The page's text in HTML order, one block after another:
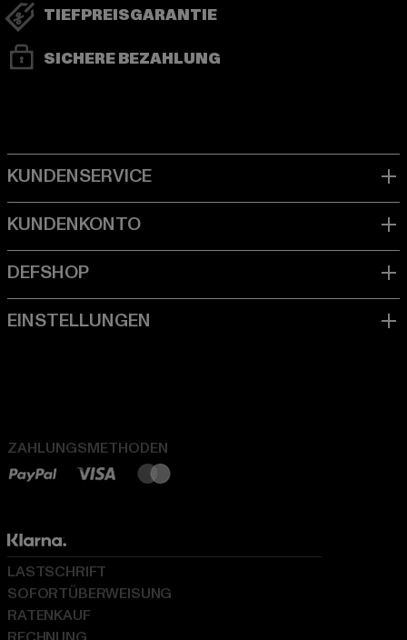
TIEFPREISGARANTIE
SICHERE BEZAHLUNG
ZAHLUNGSMETHODEN
LASTSCHRIFT
SOFORTÜBERWEISUNG
RATENKAUF